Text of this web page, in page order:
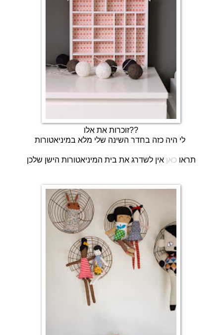
זוכרות את אלו??
תראוכאן אין לשדרג את בית המיניאטורות הישן שלכן